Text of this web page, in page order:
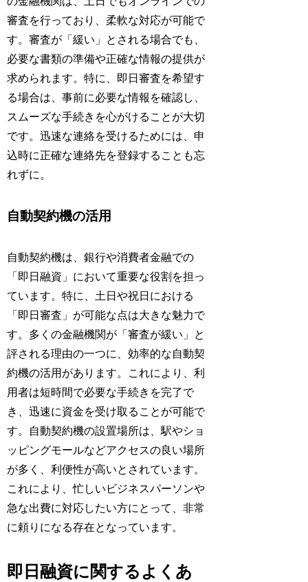
審査を行っており、柔軟な対応が可能で
す。審査が「緩い」とされる場合でも、
必要な書類の準備や正確な情報の提供が
求められます。特に、即日審査を希望す
る場合は、事前に必要な情報を確認し、
スムーズな手続きを心がけることが大切
です。迅速な連絡を受けるためには、申
込時に正確な連絡先を登録することも忘
れずに。
自動契約機の活用
自動契約機は、銀行や消費者金融での
「即日融資」において重要な役割を担っ
ています。特に、土日や祝日における
「即日審査」が可能な点は大きな魅力で
す。多くの金融機関が「審査が緩い」と
評される理由の一つに、効率的な自動契
約機の活用があります。これにより、利
用者は短時間で必要な手続きを完了で
き、迅速に資金を受け取ることが可能で
す。自動契約機の設置場所は、駅やショ
ッピングモールなどアクセスの良い場所
が多く、利便性が高いとされています。
これにより、忙しいビジネスパーソンや
急な出費に対応したい方にとって、非常
に頼りになる存在となっています。
即日融資に関するよくあ